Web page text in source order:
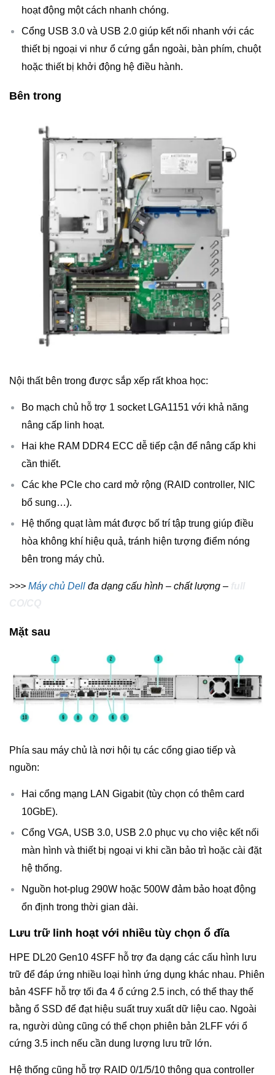
hoạt động một cách nhanh chóng.
Cổng USB 3.0 và USB 2.0 giúp kết nối nhanh với các
thiết bị ngoại vi như ổ cứng gắn ngoài, bàn phím, chuột
hoặc thiết bị khởi động hệ điều hành.
Bên trong
Nội thất bên trong được sắp xếp rất khoa học:
Bo mạch chủ hỗ trợ 1 socket LGA1151 với khả năng
nâng cấp linh hoạt.
Hai khe RAM DDR4 ECC dễ tiếp cận để nâng cấp khi
cần thiết.
Các khe PCIe cho card mở rộng (RAID controller, NIC
bổ sung…).
Hệ thống quạt làm mát được bố trí tập trung giúp điều
hòa không khí hiệu quả, tránh hiện tượng điểm nóng
bên trong máy chủ.
>>> Máy chủ Dell đa dạng cấu hình – chất lượng –
Mặt sau
Phía sau máy chủ là nơi hội tụ các cổng giao tiếp và
nguồn:
Hai cổng mạng LAN Gigabit (tùy chọn có thêm card
10GbE).
Cổng VGA, USB 3.0, USB 2.0 phục vụ cho việc kết nối
màn hình và thiết bị ngoại vi khi cần bảo trì hoặc cài đặt
hệ thống.
Nguồn hot-plug 290W hoặc 500W đảm bảo hoạt động
ổn định trong thời gian dài.
Lưu trữ linh hoạt với nhiều tùy chọn ổ đĩa
HPE DL20 Gen10 4SFF hỗ trợ đa dạng các cấu hình lưu
trữ để đáp ứng nhiều loại hình ứng dụng khác nhau. Phiên
bản 4SFF hỗ trợ tối đa 4 ổ cứng 2.5 inch, có thể thay thế
bằng ổ SSD để đạt hiệu suất truy xuất dữ liệu cao. Ngoài
ra, người dùng cũng có thể chọn phiên bản 2LFF với ổ
cứng 3.5 inch nếu cần dung lượng lưu trữ lớn.
Hệ thống cũng hỗ trợ RAID 0/1/5/10 thông qua controller